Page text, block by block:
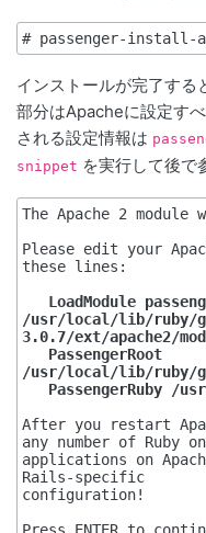
インストールが完了する
部分はApacheに設定す
される設定情報は
snippet を実行して後で
The Apache 2
Please edit your
/usr/local/lib/ruby/
3.0.7/ext/apache2/
/usr/local/lib/ruby/
After you restart
any number of Ruby
applications on
Rails-specific
configuration!